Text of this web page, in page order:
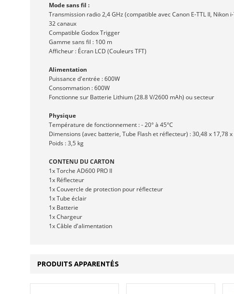
Mode sans fil :
Transmission radio 2,4 GHz (compatible avec Canon E-TTL II, Nikon
32 canaux
Compatible Godox Trigger
Gamme sans fil : 100 m
Afficheur : Écran LCD (Couleurs TFT)
Alimentation
Puissance d'entrée : 600W
Consommation : 600W
Fonctionne sur Batterie Lithium (28.8 V/2600 mAh) ou secteur
Physique
Température de fonctionnement : - 20° à 45°C
Dimensions (avec batterie, Tube Flash et réflecteur) : 30,48 x 17,78
Poids : 3,5 kg
CONTENU DU CARTON
1x Torche AD600 PRO II
1x Réflecteur
1x Couvercle de protection pour réflecteur
1x Tube éclair
1x Batterie
1x Chargeur
1x Câble d'alimentation
PRODUITS APPARENTÉS